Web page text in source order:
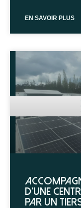
EN SAVOIR PLUS
d’une
par un